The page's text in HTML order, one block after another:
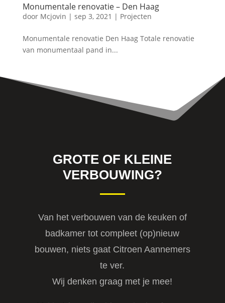
Monumentale renovatie – Den Haag
door Mcjovin | sep 3, 2021 | Projecten
Monumentale renovatie Den Haag Totale renovatie
van monumentaal pand in...
GROTE OF KLEINE
VERBOUWING?
Van het verbouwen van de keuken of
badkamer tot compleet (op)nieuw
bouwen, niets gaat Citroen Aannemers
te ver.
Wij denken graag met je mee!